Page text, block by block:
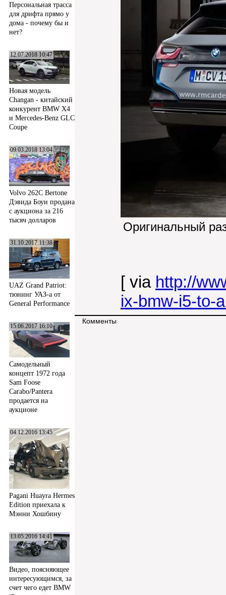
Персональная трасса
для дрифта прямо у
дома - почему бы и
нет?
12.07.2018 10:47
Новая модель
Changan - китайский
конкурент BMW X4
и Mercedes-Benz GLC
Coupe
09.03.2018 13:04
Volvo 262C Bertone
Дэвида Боуи продана
с аукциона за 216
тысяч долларов
31.10.2017 11:38
UAZ Grand Patriot:
тюнинг УАЗ-а от
General Performance
15.06.2017 16:10
Самодельный
концепт 1972 года
Sam Foose
Carabo/Pantera
продается на
аукционе
04.12.2016 13:45
Pagani Huayra Hermes
Edition приехала к
Мэнни Хошбину
13.05.2016 14:41
Видео, поясняющее
интересующимся, за
счет чего едет BMW
Оригинальный
[ via http://
ix-bmw-i5-to-
Комменты